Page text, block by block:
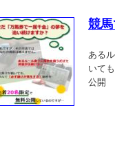
競
ある
いて
公開